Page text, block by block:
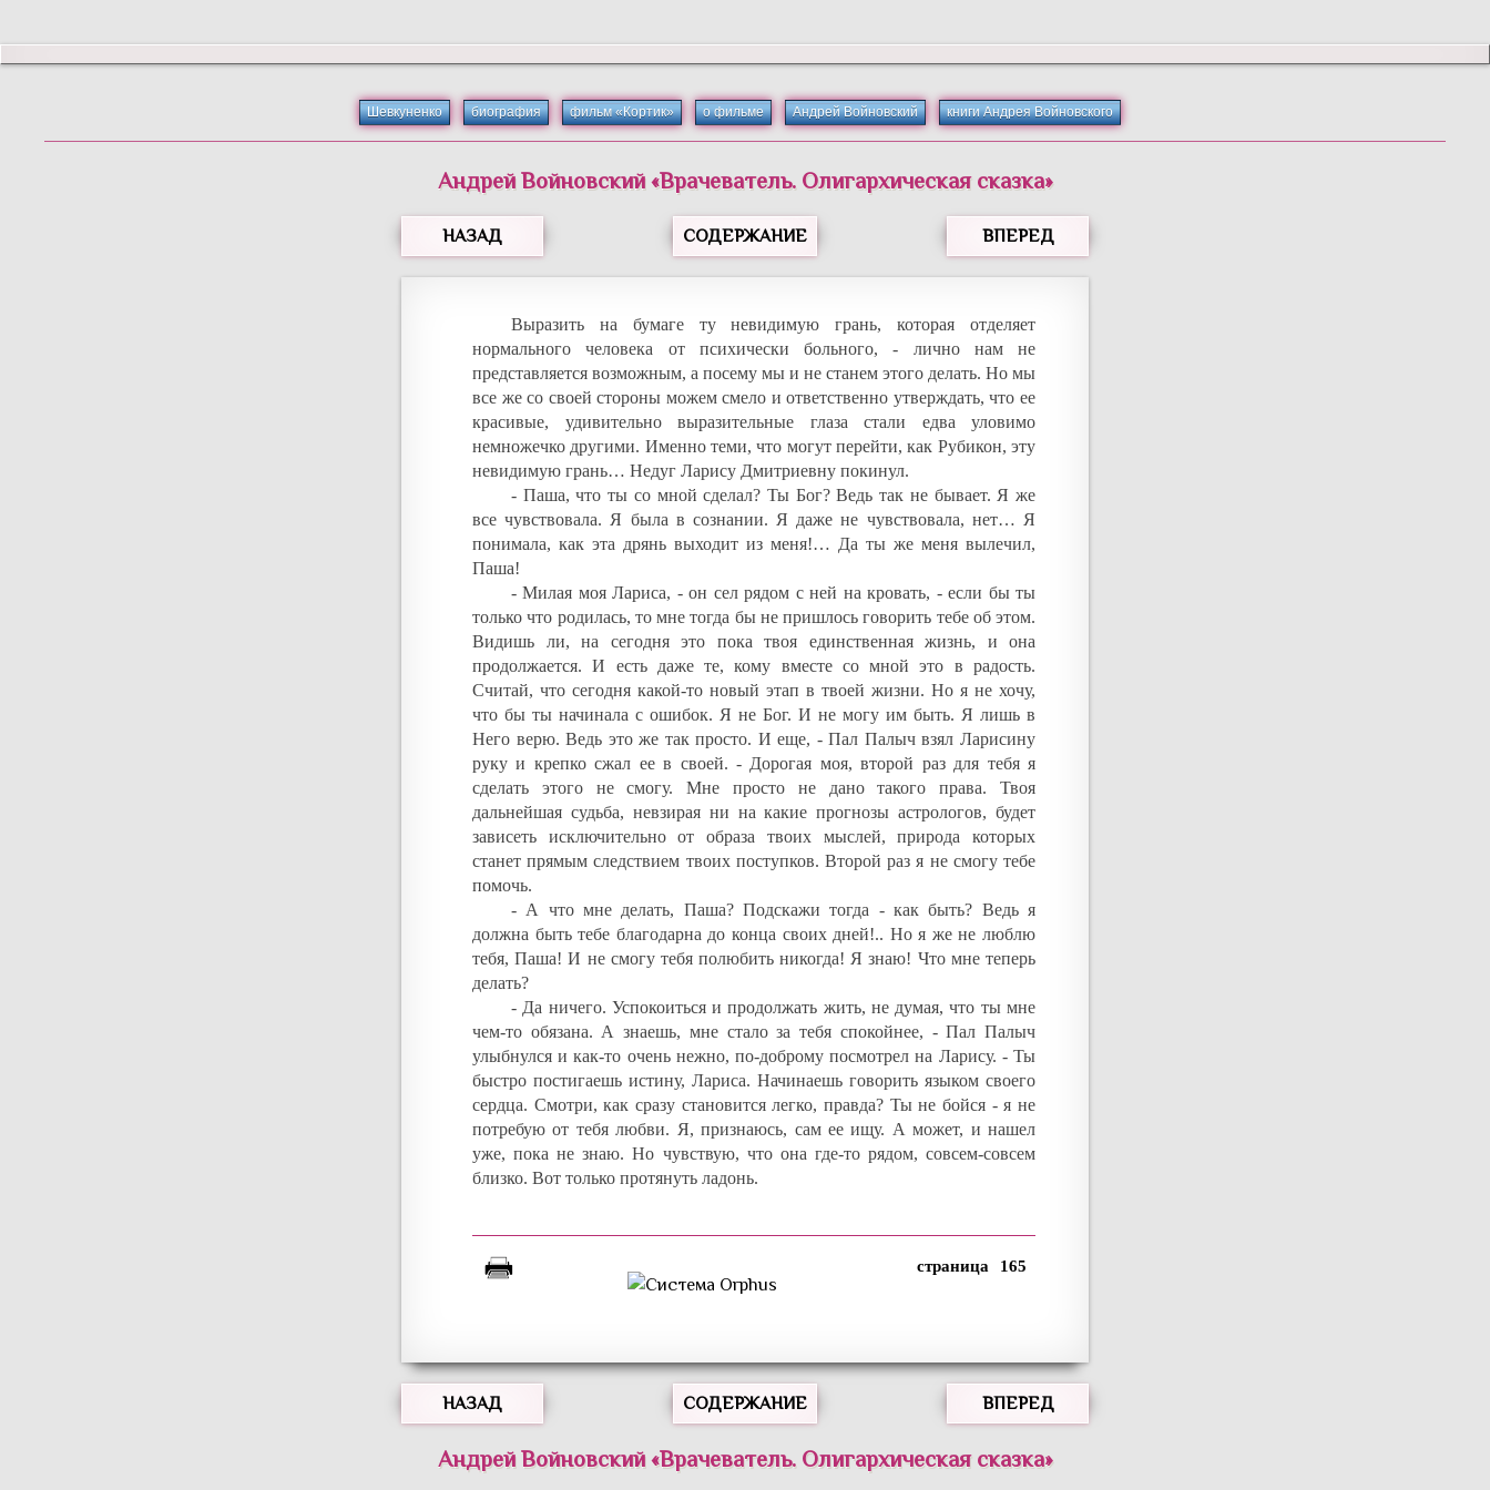
Шевкуненко биография фильм «Кортик» о фильме Андрей Войновский книги Андрея Войновского
Андрей Войновский«Врачеватель. Олигархическая сказка»
НАЗАД СОДЕРЖАНИЕ ВПЕРЕД
Выразить на бумаге ту невидимую грань, которая отделяет
нормального человека от психически больного, - лично нам не
представляется возможным, а посему мы и не станем этого делать. Но мы
все же со своей стороны можем смело и ответственно утверждать, что ее
красивые, удивительно выразительные глаза стали едва уловимо
немножечко другими. Именно теми, что могут перейти, как Рубикон, эту
невидимую грань… Недуг Ларису Дмитриевну покинул.
- Паша, что ты со мной сделал? Ты Бог? Ведь так не бывает. Я же
все чувствовала. Я была в сознании. Я даже не чувствовала, нет… Я
понимала, как эта дрянь выходит из меня!… Да ты же меня вылечил,
Паша!
- Милая моя Лариса, - он сел рядом с ней на кровать, - если бы ты
только что родилась, то мне тогда бы не пришлось говорить тебе об этом.
Видишь ли, на сегодня это пока твоя единственная жизнь, и она
продолжается. И есть даже те, кому вместе со мной это в радость.
Считай, что сегодня какой-то новый этап в твоей жизни. Но я не хочу,
что бы ты начинала с ошибок. Я не Бог. И не могу им быть. Я лишь в
Него верю. Ведь это же так просто. И еще, - Пал Палыч взял Ларисину
руку и крепко сжал ее в своей. - Дорогая моя, второй раз для тебя я
сделать этого не смогу. Мне просто не дано такого права. Твоя
дальнейшая судьба, невзирая ни на какие прогнозы астрологов, будет
зависеть исключительно от образа твоих мыслей, природа которых
станет прямым следствием твоих поступков. Второй раз я не смогу тебе
помочь.
- А что мне делать, Паша? Подскажи тогда - как быть? Ведь я
должна быть тебе благодарна до конца своих дней!.. Но я же не люблю
тебя, Паша! И не смогу тебя полюбить никогда! Я знаю! Что мне теперь
делать?
- Да ничего. Успокоиться и продолжать жить, не думая, что ты мне
чем-то обязана. А знаешь, мне стало за тебя спокойнее, - Пал Палыч
улыбнулся и как-то очень нежно, по-доброму посмотрел на Ларису. - Ты
быстро постигаешь истину, Лариса. Начинаешь говорить языком своего
сердца. Смотри, как сразу становится легко, правда? Ты не бойся - я не
потребую от тебя любви. Я, признаюсь, сам ее ищу. А может, и нашел
уже, пока не знаю. Но чувствую, что она где-то рядом, совсем-совсем
близко. Вот только протянуть ладонь.
165
НАЗАД СОДЕРЖАНИЕ ВПЕРЕД
Андрей Войновский«Врачеватель. Олигархическая сказка»